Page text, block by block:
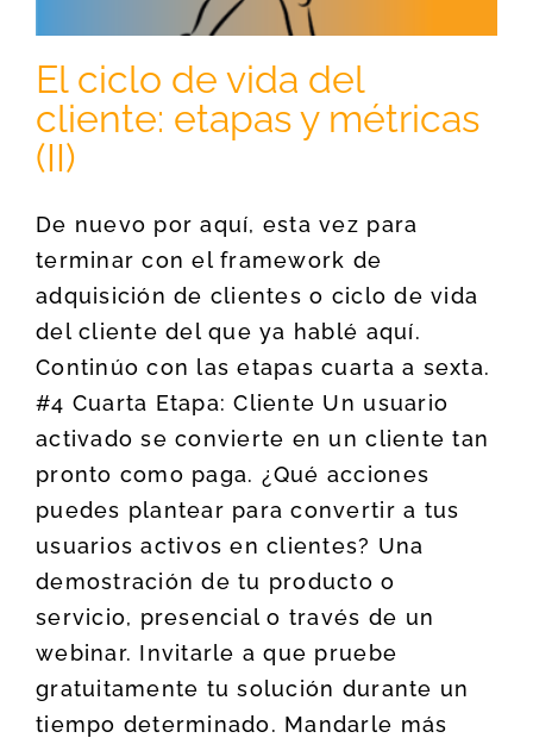
El ciclo de vida del
cliente: etapas y métricas
(II)
De nuevo por aquí, esta vez para
terminar con el framework de
adquisición de clientes o ciclo de vida
del cliente del que ya hablé aquí.
Continúo con las etapas cuarta a sexta.
#4 Cuarta Etapa: Cliente Un usuario
activado se convierte en un cliente tan
pronto como paga. ¿Qué acciones
puedes plantear para convertir a tus
usuarios activos en clientes? Una
demostración de tu producto o
servicio, presencial o través de un
webinar. Invitarle a que pruebe
gratuitamente tu solución durante un
tiempo determinado. Mandarle más